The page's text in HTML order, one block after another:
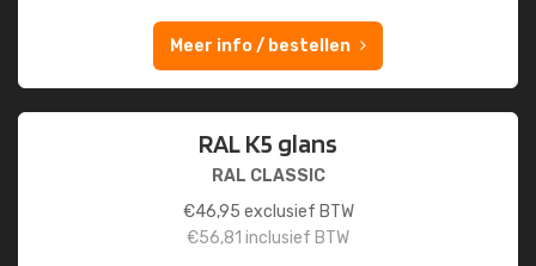
Meer info / bestellen
RAL K5 glans
RAL CLASSIC
€46,95 exclusief BTW
€56,81 inclusief BTW